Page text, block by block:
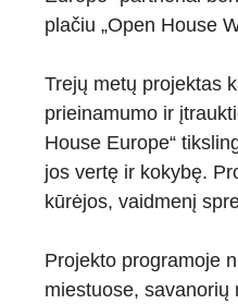
plačiu „Open House
Trejų metų projektas
prieinamumo ir
House Europe“
jos vertę ir kokybę.
kūrėjos, vaidmenį
Projekto programoje
miestuose, savanorių